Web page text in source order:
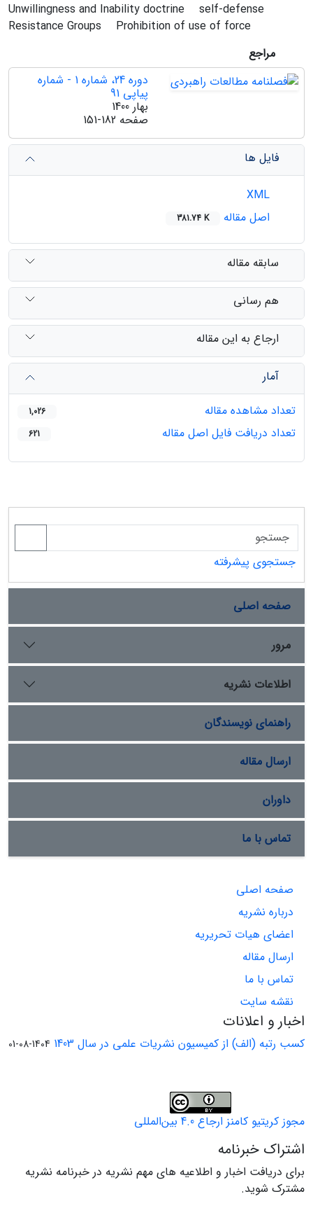
Unwillingness and Inability doctrine
self-defense
Resistance Groups
Prohibition of use of force
مراجع
دوره 24، شماره 1 - شماره
پیاپی 91
بهار 1400
صفحه 151-182
فایل ها
اصل مقاله
381.74 K
سابقه مقاله
هم رسانی
ارجاع به این مقاله
آمار
تعداد مشاهده مقاله
1,026
تعداد دریافت فایل اصل مقاله 621
جستجوی پیشرفته
صفحه اصلی
مرور
اطلاعات نشریه
راهنمای نویسندگان
ارسال مقاله
داوران
تماس با ما
صفحه اصلی
درباره نشریه
اعضای هیات تحریریه
ارسال مقاله
تماس با ما
نقشه سایت
اخبار و اعلانات
کسب رتبه (الف) از کمیسیون نشریات علمی در سال 1403 1404-08-01
مجوز کریتیو کامنز ارجاع 4.0 بین‌المللی
اشتراک خبرنامه
برای دریافت اخبار و اطلاعیه های مهم نشریه در خبرنامه نشریه
مشترک شوید.